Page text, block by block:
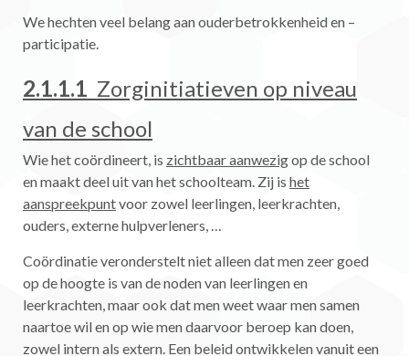
We hechten veel belang aan ouderbetrokkenheid en –
participatie.
2.1.1.1 Zorginitiatieven op niveau
van de school
Wie het coördineert, is zichtbaar aanwezigop de school
en maakt deel uit van het schoolteam. Zij is het
aanspreekpuntvoor zowel leerlingen, leerkrachten,
ouders, externe hulpverleners, …
Coördinatie veronderstelt niet alleen dat men zeer goed
op de hoogte is van de noden van leerlingen en
leerkrachten, maar ook dat men weet waar men samen
naartoe wil en op wie men daarvoor beroep kan doen,
zowel intern als extern. Een beleid ontwikkelen vanuit een